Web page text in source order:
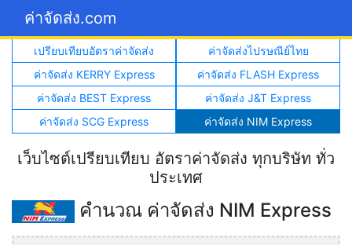
ค่าจัดส่ง.com
เปรียบเทียบอัตราค่าจัดส่ง
ค่าจัดส่งไปรษณีย์ไทย
ค่าจัดส่ง KERRY Express
ค่าจัดส่ง FLASH Express
ค่าจัดส่ง BEST Express
ค่าจัดส่ง J&T Express
ค่าจัดส่ง SCG Express
ค่าจัดส่ง NIM Express
เว็บไซต์เปรียบเทียบ อัตราค่าจัดส่ง ทุกบริษัท ทั่ว
ประเทศ
คำนวณ ค่าจัดส่ง NIM Express